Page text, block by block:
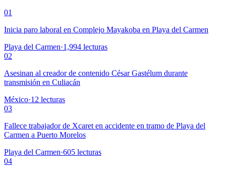
01
Inicia paro laboral en Complejo Mayakoba en Playa del Carmen
Playa del Carmen·1,994 lecturas
02
Asesinan al creador de contenido César Gastélum durante
transmisión en Culiacán
México·12 lecturas
03
Fallece trabajador de Xcaret en accidente en tramo de Playa del
Carmen a Puerto Morelos
Playa del Carmen·605 lecturas
04